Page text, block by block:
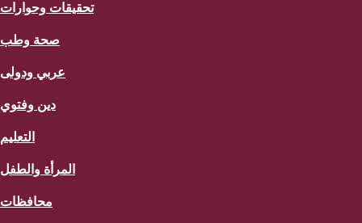
تحقيقات وحوارات
صحة وطب
عربي ودولى
دين وفتوي
التعليم
المرأة والطفل
محافظات